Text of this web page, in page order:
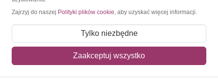
Moje konto
Mój koszyk
Adres dostawy
Zajrzyj do naszej Polityki plików cookie, aby uzyskać więcej informacji.
Tylko niezbędne
Zaakceptuj wszystko